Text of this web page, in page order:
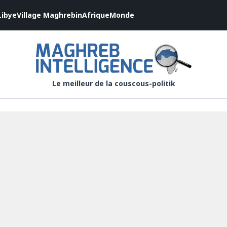
Village MaghrebinAfriqueMonde
Le meilleur de la couscous-politik